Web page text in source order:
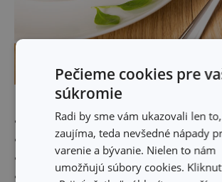
Kukuričná polievka so
• 700 ml zeleninového vývaru alebo vody
• 400 g kukurice (môže byť aj mrazená)
• 100 g zemiakov
• 100 g cibule
Pečieme cookies pre
súkromie
Radi by sme vám ukazovali len
zaujíma, teda nevšedné nápady
varenie a bývanie. Nielen to nám
umožňujú súbory cookies.